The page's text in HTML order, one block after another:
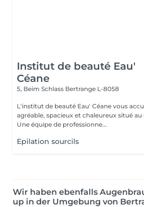
Institut de beauté Eau'
Céane
5, Beim Schlass Bertrange L-8058
L'institut de beauté Eau' Céane vous
agréable, spacieux et chaleureux situé
Une équipe de professionne...
Epilation sourcils
Wir haben ebenfalls
up in der Umgebung von